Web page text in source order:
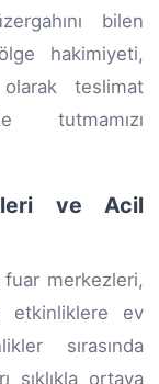
bilen
hakimiyeti,
teslimat
tutmamızı
ve Acil
merkezleri,
etkinliklere ev
sırasında
sıklıkla ortaya